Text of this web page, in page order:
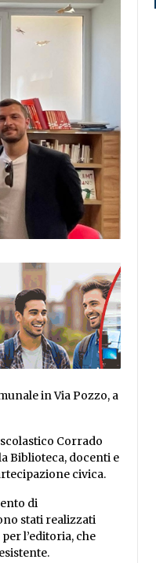
in Via Pozzo, a
Corrado
Biblioteca, docenti e
civica.
di
stati realizzati
l’editoria, che